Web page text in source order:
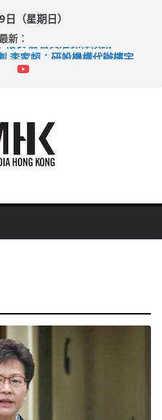
（星期日）
新：
報表 倉管員准保釋候訊